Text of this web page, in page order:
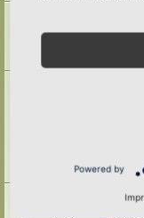
Themen der
Kompostieren/
Themen:247
Selber machen
Powered by